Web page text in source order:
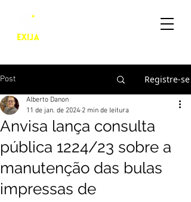
Post Registre-se
Anvisa lança consulta
pública 1224/23 sobre a
manutenção das bulas
impressas de
Alberto Danon
11 de jan. de 2024 2 min de leitura